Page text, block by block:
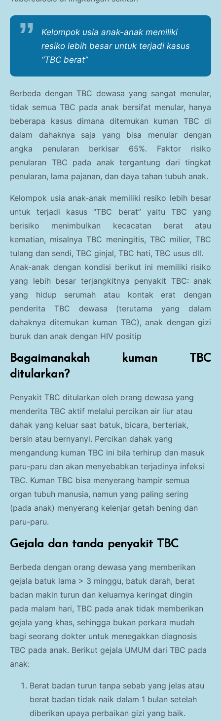
Kelompok usia anak-anak memiliki
resiko lebih besar untuk terjadi kasus
“TBC berat”
Berbeda dengan TBC dewasa yang sangat menular,
tidak semua TBC pada anak bersifat menular, hanya
beberapa kasus dimana ditemukan kuman TBC di
dalam dahaknya saja yang bisa menular dengan
angka penularan berkisar 65%. Faktor risiko
penularan TBC pada anak tergantung dari tingkat
penularan, lama pajanan, dan daya tahan tubuh anak.
Kelompok usia anak-anak memiliki resiko lebih besar
untuk terjadi kasus “TBC berat” yaitu TBC yang
berisiko menimbulkan kecacatan berat atau
kematian, misalnya TBC meningitis, TBC milier, TBC
tulang dan sendi, TBC ginjal, TBC hati, TBC usus dll.
Anak-anak dengan kondisi berikut ini memiliki risiko
yang lebih besar terjangkitnya penyakit TBC: anak
yang hidup serumah atau kontak erat dengan
penderita TBC dewasa (terutama yang dalam
dahaknya ditemukan kuman TBC), anak dengan gizi
buruk dan anak dengan HIV positip
Bagaimanakah kuman TBC
ditularkan?
Penyakit TBC ditularkan oleh orang dewasa yang
menderita TBC aktif melalui percikan air liur atau
dahak yang keluar saat batuk, bicara, berteriak,
bersin atau bernyanyi. Percikan dahak yang
mengandung kuman TBC ini bila terhirup dan masuk
paru-paru dan akan menyebabkan terjadinya infeksi
TBC. Kuman TBC bisa menyerang hampir semua
organ tubuh manusia, namun yang paling sering
(pada anak) menyerang kelenjar getah bening dan
paru-paru.
Gejala dan tanda penyakit TBC
Berbeda dengan orang dewasa yang memberikan
gejala batuk lama > 3 minggu, batuk darah, berat
badan makin turun dan keluarnya keringat dingin
pada malam hari, TBC pada anak tidak memberikan
gejala yang khas, sehingga bukan perkara mudah
bagi seorang dokter untuk menegakkan diagnosis
TBC pada anak. Berikut gejala UMUM dari TBC pada
anak:
Berat badan turun tanpa sebab yang jelas atau
berat badan tidak naik dalam 1 bulan setelah
diberikan upaya perbaikan gizi yang baik.